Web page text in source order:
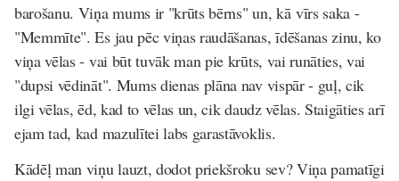
barošanu. Viņa mums ir "krūts bērns" un, kā vīrs saka -
"Memmīte". Es jau pēc viņas raudāšanas, īdēšanas zinu, ko
viņa vēlas - vai būt tuvāk man pie krūts, vai runāties, vai
"dupsi vēdināt". Mums dienas plāna nav vispār - guļ, cik
ilgi vēlas, ēd, kad to vēlas un, cik daudz vēlas. Staigāties arī
ejam tad, kad mazulītei labs garastāvoklis.
Kādēļ man viņu lauzt, dodot priekšroku sev? Viņa pamatīgi